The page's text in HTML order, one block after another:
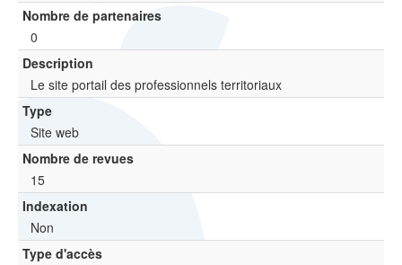
Nombre de partenaires
0
Description
Le site portail des professionnels territoriaux
Type
Site web
Nombre de revues
15
Indexation
Non
Type d'accès